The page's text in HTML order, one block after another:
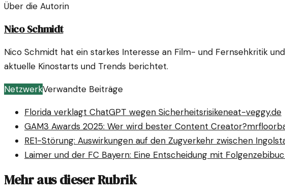
Über die Autorin
Nico Schmidt
Nico Schmidt hat ein starkes Interesse an Film- und Fernsehkritik
aktuelle Kinostarts und Trends berichtet.
NetzwerkVerwandte Beiträge
Florida verklagt ChatGPT wegen Sicherheitsrisikeneat-veggy.de
GAM3 Awards 2025: Wer wird bester Content Creator?
RE1-Störung: Auswirkungen auf den Zugverkehr zwischen
Laimer und der FC Bayern: Eine Entscheidung mit Folgen
Mehr aus dieser Rubrik